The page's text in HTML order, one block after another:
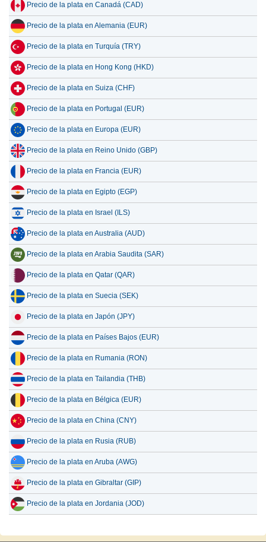
Precio de la plata en Canadá (CAD)
Precio de la plata en Alemania (EUR)
Precio de la plata en Turquía (TRY)
Precio de la plata en Hong Kong (HKD)
Precio de la plata en Suiza (CHF)
Precio de la plata en Portugal (EUR)
Precio de la plata en Europa (EUR)
Precio de la plata en Reino Unido (GBP)
Precio de la plata en Francia (EUR)
Precio de la plata en Egipto (EGP)
Precio de la plata en Israel (ILS)
Precio de la plata en Australia (AUD)
Precio de la plata en Arabia Saudita (SAR)
Precio de la plata en Qatar (QAR)
Precio de la plata en Suecia (SEK)
Precio de la plata en Japón (JPY)
Precio de la plata en Países Bajos (EUR)
Precio de la plata en Rumania (RON)
Precio de la plata en Tailandia (THB)
Precio de la plata en Bélgica (EUR)
Precio de la plata en China (CNY)
Precio de la plata en Rusia (RUB)
Precio de la plata en Aruba (AWG)
Precio de la plata en Gibraltar (GIP)
Precio de la plata en Jordania (JOD)